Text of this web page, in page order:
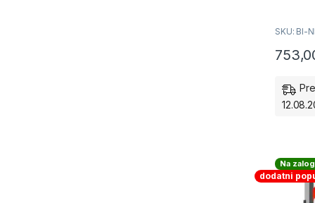
SKU: BI-
Na
dodatni